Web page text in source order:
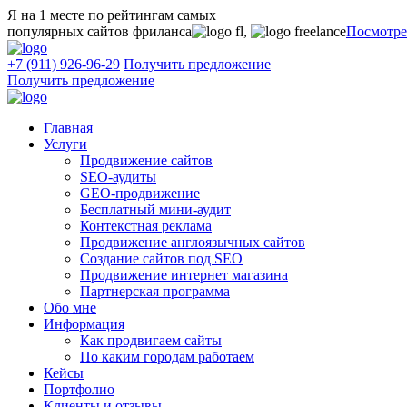
Я на 1 месте по рейтингам самых
популярных сайтов фриланса
,
+7 (911) 926-96-29 Получить предложение
Получить предложение
Главная
Услуги
Продвижение сайтов
SEO-аудиты
GEO-продвижение
Бесплатный мини-аудит
Контекстная реклама
Продвижение англоязычных сайтов
Создание сайтов под SEO
Продвижение интернет магазина
Партнерская программа
Обо мне
Информация
Как продвигаем сайты
По каким городам работаем
Кейсы
Портфолио